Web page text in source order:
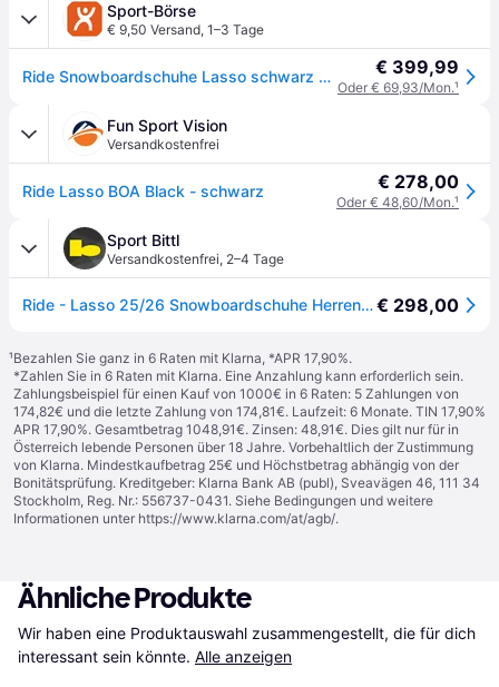
Sport-Börse
€ 9,50 Versand, 1–3 Tage
Ride Snowboardschuhe Lasso schwarz 2025 - 48 € 399,99
Oder € 69,93/Mon.¹
Fun Sport Vision
Versandkostenfrei
Ride Lasso BOA Black - schwarz € 278,00
Oder € 48,60/Mon.¹
Sport Bittl
Versandkostenfrei, 2–4 Tage
Ride - Lasso 25/26 Snowboardschuhe Herren schwarz - 10,5€ 298,00
¹Bezahlen Sie ganz in 6 Raten mit Klarna, *APR 17,90%.
*Zahlen Sie in 6 Raten mit Klarna. Eine Anzahlung kann erforderlich sein.
Zahlungsbeispiel für einen Kauf von 1000€ in 6 Raten: 5 Zahlungen von
174,82€ und die letzte Zahlung von 174,81€. Laufzeit: 6 Monate. TIN 17,90%
APR 17,90%. Gesamtbetrag 1048,91€. Zinsen: 48,91€. Dies gilt nur für in
Österreich lebende Personen über 18 Jahre. Vorbehaltlich der Zustimmung
von Klarna. Mindestkaufbetrag 25€ und Höchstbetrag abhängig von der
Bonitätsprüfung. Kreditgeber: Klarna Bank AB (publ), Sveavägen 46, 111 34
Stockholm, Reg. Nr.: 556737-0431. Siehe Bedingungen und weitere
Informationen unter https://www.klarna.com/at/agb/.
Ähnliche Produkte
Wir haben eine Produktauswahl zusammengestellt, die für dich
interessant sein könnte. Alle anzeigen